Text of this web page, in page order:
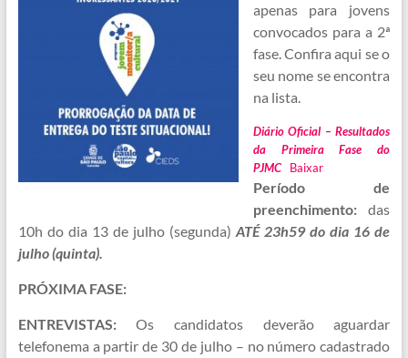
apenas para jovens
convocados para a 2ª
fase. Confira aqui se o
seu nome se encontra
na lista.
Diário Oficial – Resultados
da Primeira Fase do
PJMC
Baixar
Período de
preenchimento:das
10h do dia 13 de julho (segunda)ATÉ 23h59 do dia 16 de
julho (quinta).
PRÓXIMA FASE:
ENTREVISTAS:Os candidatos deverão aguardar
telefonema a partir de 30 de julho – no número cadastrado